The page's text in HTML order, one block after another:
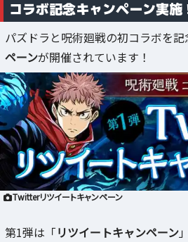
コラボ記念キャンペーン実施
パズドラと呪術廻戦の初コラボを記
ペーンが開催されています！
Twitterリツイートキャンペーン
第1弾は「リツイートキャンペーン